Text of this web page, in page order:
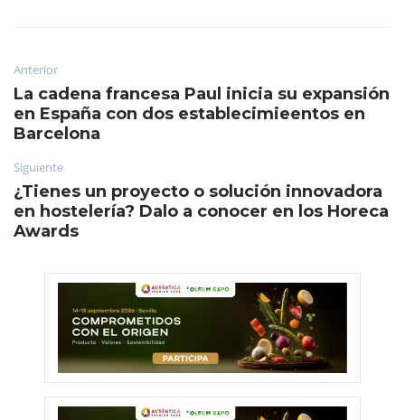
Anterior
La cadena francesa Paul inicia su expansión
en España con dos establecimieentos en
Barcelona
Siguiente
¿Tienes un proyecto o solución innovadora
en hostelería? Dalo a conocer en los Horeca
Awards